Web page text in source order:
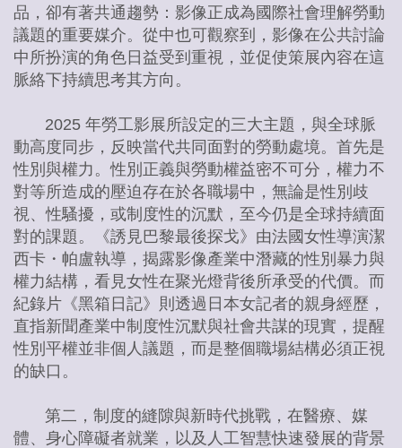
品，卻有著共通趨勢：影像正成為國際社會理解勞動
議題的重要媒介。從中也可觀察到，影像在公共討論
中所扮演的角色日益受到重視，並促使策展內容在這
脈絡下持續思考其方向。
2025 年勞工影展所設定的三大主題，與全球脈
動高度同步，反映當代共同面對的勞動處境。首先是
性別與權力。性別正義與勞動權益密不可分，權力不
對等所造成的壓迫存在於各職場中，無論是性別歧
視、性騷擾，或制度性的沉默，至今仍是全球持續面
對的課題。《誘見巴黎最後探戈》由法國女性導演潔
西卡・帕盧執導，揭露影像產業中潛藏的性別暴力與
權力結構，看見女性在聚光燈背後所承受的代價。而
紀錄片《黑箱日記》則透過日本女記者的親身經歷，
直指新聞產業中制度性沉默與社會共謀的現實，提醒
性別平權並非個人議題，而是整個職場結構必須正視
的缺口。
第二，制度的縫隙與新時代挑戰，在醫療、媒
體、身心障礙者就業，以及人工智慧快速發展的背景